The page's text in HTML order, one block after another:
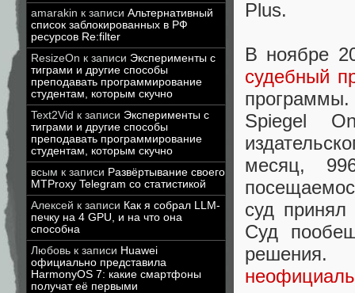
amarakin к записи Альтернативный
список заблокированных в РФ
ресурсов Re:filter
ResizeOn к записи Эксперименты с
тиграми и другие способы
преподавать программирование
студентам, которым скучно
Text2Vid к записи Эксперименты с
тиграми и другие способы
преподавать программирование
студентам, которым скучно
всым к записи Развёртывание своего
MTProxy Telegram со статистикой
Алексей к записи Как я собрал LLM-
печку на 4 GPU, и на что она
способна
Любовь к записи Huawei
официально представила
HarmonyOS 7: какие смартфоны
получат её первыми
Plus.
В ноябре
судебный
Spiegel
месяц,
суд принял
Суд
решения.